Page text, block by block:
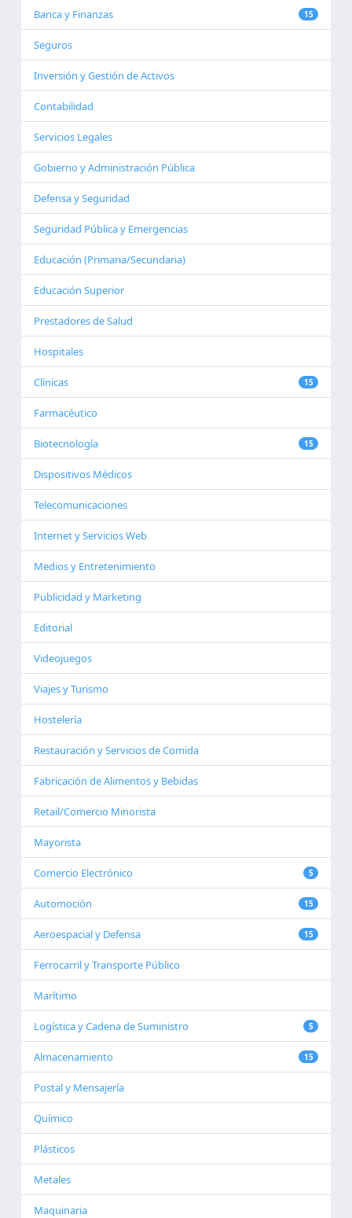
Banca y Finanzas 15
Seguros
Inversión y Gestión de Activos
Contabilidad
Servicios Legales
Gobierno y Administración Pública
Defensa y Seguridad
Seguridad Pública y Emergencias
Educación (Primaria/Secundaria)
Educación Superior
Prestadores de Salud
Hospitales
Clínicas 15
Farmacéutico
Biotecnología 15
Dispositivos Médicos
Telecomunicaciones
Internet y Servicios Web
Medios y Entretenimiento
Publicidad y Marketing
Editorial
Videojuegos
Viajes y Turismo
Hostelería
Restauración y Servicios de Comida
Fabricación de Alimentos y Bebidas
Retail/Comercio Minorista
Mayorista
Comercio Electrónico 5
Automoción 15
Aeroespacial y Defensa 15
Ferrocarril y Transporte Público
Marítimo
Logística y Cadena de Suministro 5
Almacenamiento 15
Postal y Mensajería
Químico
Plásticos
Metales
Maquinaria